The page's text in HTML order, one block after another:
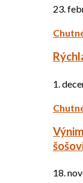
23.
1.
18.